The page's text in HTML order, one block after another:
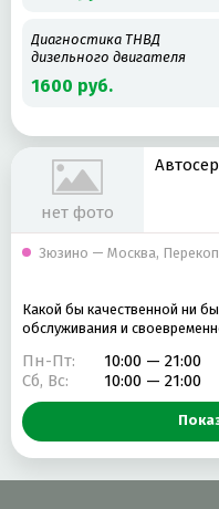
Диагностика ТНВД
дизельного двигателя
1600 руб.
нет фото
Зюзино — Москва,
Какой бы качественной ни
обслуживания и
Пн-Пт:
10:00 — 21:00
Сб, Вс:
10:00 — 21:00